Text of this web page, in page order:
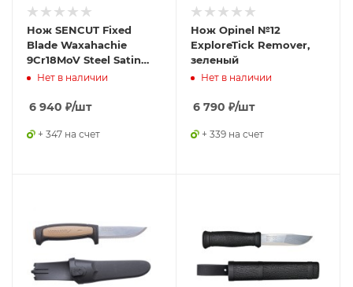
Нож SENCUT Fixed
Blade Waxahachie
9Cr18MoV Steel Satin
Handle G10 Black
Нет в наличии
6 940 ₽/шт
+ 347 на счет
Нож Opinel №12
ExploreTick Remover,
зеленый
Нет в наличии
6 790 ₽/шт
+ 339 на счет